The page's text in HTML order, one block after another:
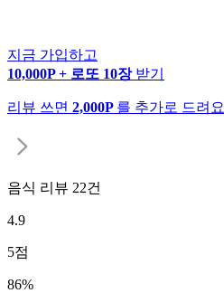
지금 가입하고
10,000P + 로또 10장 받기
리뷰 쓰면 2,000P 를 추가로 드려요
음식 리뷰 22건
4.9
5점
86%